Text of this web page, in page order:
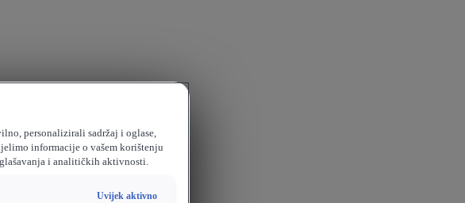
personalizirali sadržaj i oglase,
informacije o vašem korištenju
i analitičkih aktivnosti.
Uvijek aktivno